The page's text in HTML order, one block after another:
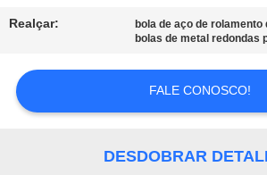
MAPA
SITE
Realçar: bola de aço de rolamento
bolas de metal redondas
FALE CONOSCO!
DESDOBRAR